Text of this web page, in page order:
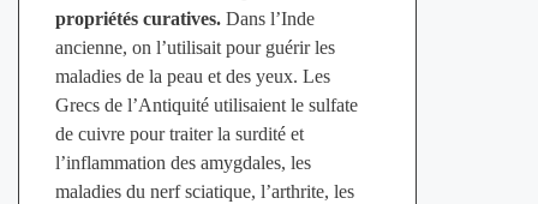
propriétés curatives. Dans l’Inde
ancienne, on l’utilisait pour guérir les
maladies de la peau et des yeux. Les
Grecs de l’Antiquité utilisaient le sulfate
de cuivre pour traiter la surdité et
l’inflammation des amygdales, les
maladies du nerf sciatique, l’arthrite, les